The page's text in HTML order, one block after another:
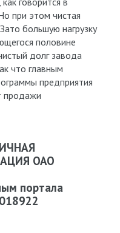
при этом чистая
большую нагрузку
половине
долг завода
что главным
предприятия
продажи
ОАО
портала